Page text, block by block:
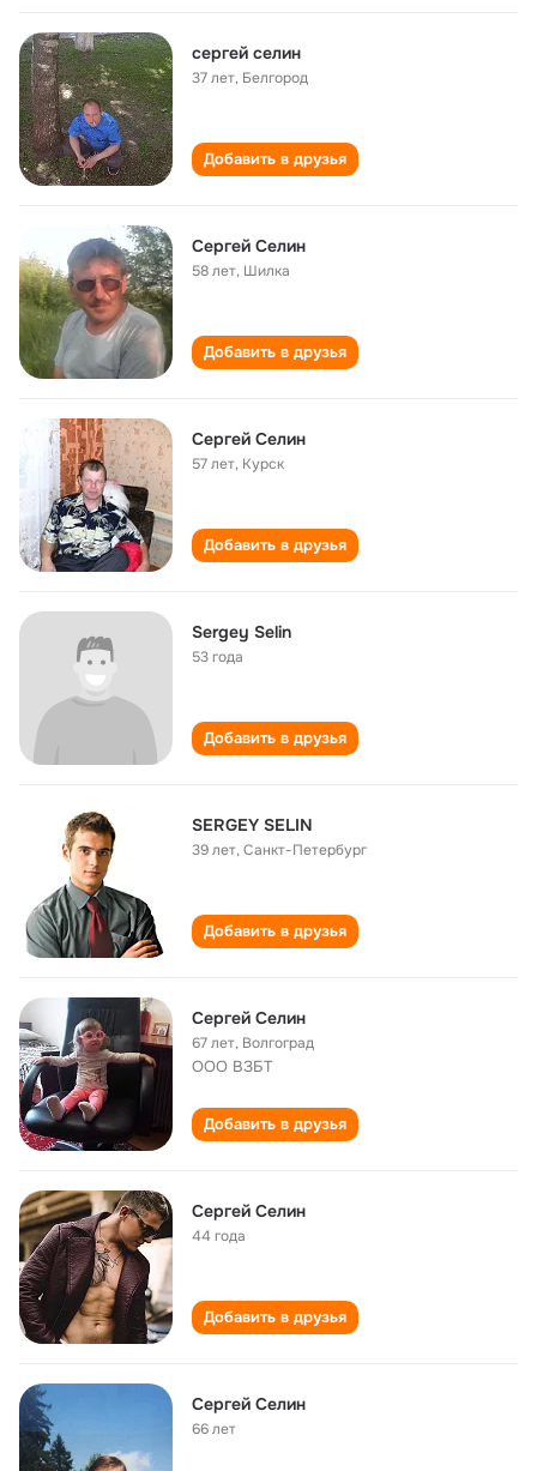
cергей селин
37 лет, Белгород
Добавить в друзья
Сергей Селин
58 лет, Шилка
Добавить в друзья
Сергей Селин
57 лет, Курск
Добавить в друзья
Sergey Selin
53 года
Добавить в друзья
SERGEY SELIN
39 лет,Санкт-Петербург
Добавить в друзья
Сергей Селин
67 лет, Волгоград
ООО ВЗБТ
Добавить в друзья
Сергей Селин
44 года
Добавить в друзья
Сергей Селин
66 лет